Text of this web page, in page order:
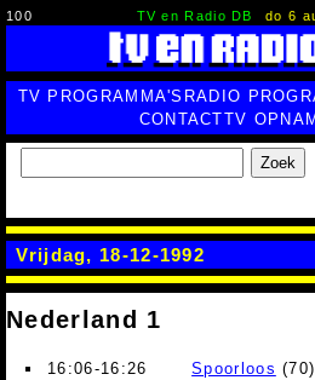
100 TV en Radio DB do 6
TV PROGRAMMA'S RADIO
CONTACTTV
Zoek
Vrijdag, 18-12-1992
Nederland 1
16:06-16:26 Spoorloos